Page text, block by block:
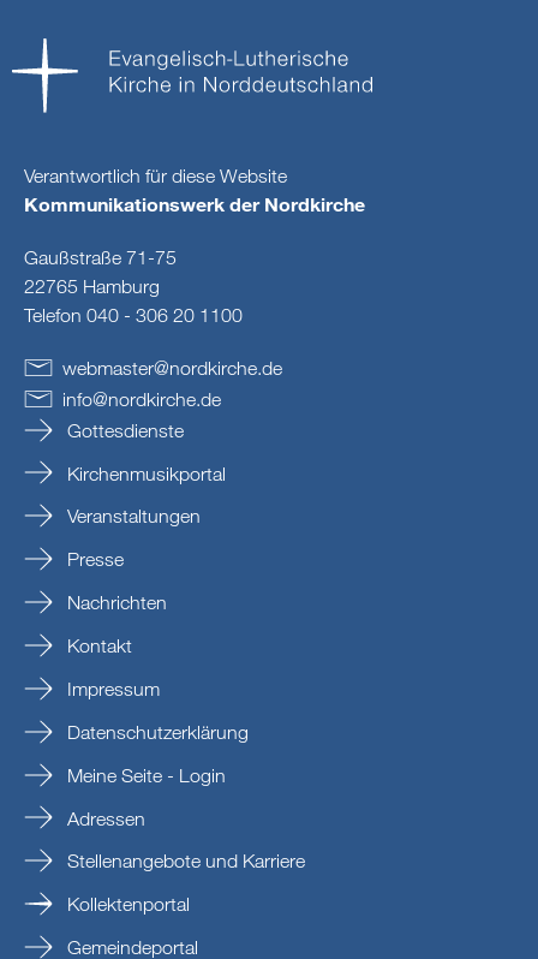
Verantwortlich für diese Website
Kommunikationswerk der Nordkirche
Gaußstraße 71-75
22765 Hamburg
Telefon 040 - 306 20 1100
webmaster@nordkirche.de
info@nordkirche.de
Gottesdienste
Kirchenmusikportal
Veranstaltungen
Presse
Nachrichten
Kontakt
Impressum
Datenschutzerklärung
Meine Seite - Login
Adressen
Stellenangebote und Karriere
Kollektenportal
Gemeindeportal